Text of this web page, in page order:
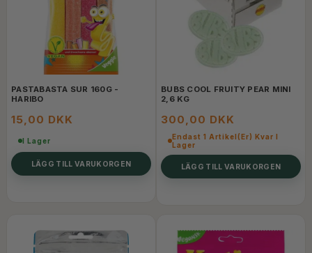
PASTABASTA SUR 160G -
HARIBO
15,00 DKK
I Lager
LÄGG TILL VARUKORGEN
BUBS COOL FRUITY PEAR MINI
2,6 KG
300,00 DKK
Endast 1 Artikel(er) Kvar I
Lager
LÄGG TILL VARUKORGEN